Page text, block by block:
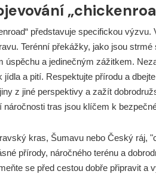
představuje specifickou
Terénní překážky, jako jsou
úspěchu a jedinečným zážitkem.
a pití. Respektujte přírodu a
z jiné perspektivy a zažít
tras jsou klíčem k
kras, Šumavu nebo Český ráj,
přírody, náročného terénu a
se před cestou dobře připravit a